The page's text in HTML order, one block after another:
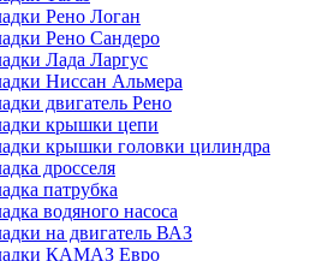
Рено Логан
Рено Сандеро
Лада Ларгус
Ниссан Альмера
двигатель Рено
крышки цепи
крышки головки цилиндра
дросселя
патрубка
водяного насоса
на двигатель ВАЗ
КАМАЗ Евро